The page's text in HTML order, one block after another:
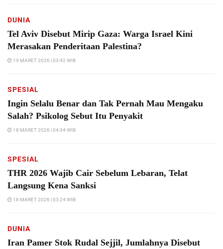
DUNIA
Tel Aviv Disebut Mirip Gaza: Warga Israel Kini
Merasakan Penderitaan Palestina?
19 MARET 2026 | 03:42 WIB
SPESIAL
Ingin Selalu Benar dan Tak Pernah Mau Mengaku
Salah? Psikolog Sebut Itu Penyakit
18 MARET 2026 | 04:34 WIB
SPESIAL
THR 2026 Wajib Cair Sebelum Lebaran, Telat
Langsung Kena Sanksi
18 MARET 2026 | 03:24 WIB
DUNIA
Iran Pamer Stok Rudal Sejjil, Jumlahnya Disebut